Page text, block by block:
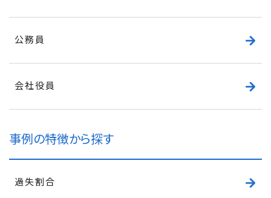
公務員
会社役員
事例の特徴から探す
過失割合